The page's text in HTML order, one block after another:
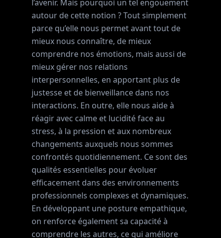
l’avenir. Mais pourquoi un tel engouement
autour de cette notion ? Tout simplement
parce qu’elle nous permet avant tout de
mieux nous connaître, de mieux
comprendre nos émotions, mais aussi de
mieux gérer nos relations
interpersonnelles, en apportant plus de
justesse et de bienveillance dans nos
interactions. En outre, elle nous aide à
réagir avec calme et lucidité face au
stress, à la pression et aux nombreux
changements auxquels nous sommes
confrontés quotidiennement. Ce sont des
qualités essentielles pour évoluer
efficacement dans des environnements
professionnels complexes et dynamiques.
En développant une posture empathique,
on renforce également sa capacité à
comprendre les autres, ce qui améliore